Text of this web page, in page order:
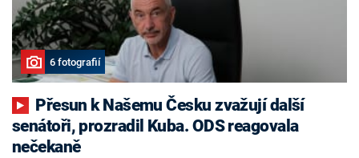
6 fotografií
senátoři, prozradil Kuba. ODS reagovala
nečekaně